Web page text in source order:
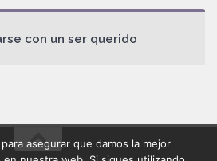
con un ser querido
asegurar que damos la mejor